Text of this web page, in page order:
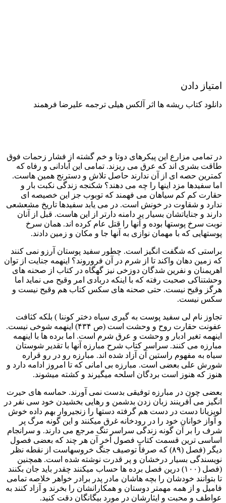
امتیاز دادن
دانلود کتاب ریشه ها اثر آلکس هیلی ترجمه علیرضا فرهمند
در تمامی مزارع این پیکرهای دوتا و خم گشته از فشار زحمات فوق
طاقت بشری اند که عرق می ریزند. تمامی این آبادانی و رفاه که
کمترین حصه ای از آن ندارند حاصل تلاش و دسترنج همین هاست.
اما سفیدها مزد اینها را چه می دهند؟ شکنجه زندگی نکبت بار و
حقارت کم کم سیاهان می فهمند که توبوب جز این خصیصه ای
ندارد و شقاوت در خونش است. در می یابد سفیدها تاریخ مشعشعی
دارند و جنایاتشان بسیار پر دامنه دارتر از این هاست. قبل از آنان
نوبت سرخ پوستها بوده و آنها را قتل عام کرده اند. همان سرخ
پوستهایی که با مهمان نوازی به آنها جا و مکان و زمین دادند.
براستی که شگفت انگیز است. چطور سفید پوستان آرزو نمی کنند
که زمین دهان واکند تا از شرم در آن فروروند؟ اینهمه جنایت از توان
اهریمنان و نفرین شدگان دوزخی نیز گهگاه در کتاب از صحنه های
وحشتناکی صحبت رفته که با اینکه دربادی امر وقیح می نماید اما
هرگز وقیح نیست. حتی صحنه های سکس کتاب هم وقیح نیست و
سکس نیست.
تجاوز نام لی سفید پوست به گیری سیاه دختر کوننا ) بلکه کثافت
عفونت حقارت روح و وحشت است (ص ۴۳۴) اینهمه شوخی نیست.
اینهمه تغیر ادبار و وحشت و عرق شرم است. اما برده ها با اینهمه
مبارزه می کنند. سراسر کتاب شرح مبارزه آنها با تقدیر شوستان
سیاه به مفهوم راستین آن آزاد شده اند. مبارزه رو در رو قراره
شورش علی بعضی است. مبارزه بی امانی که تا امروز ادامه دارد و
هنوز که هنوز است بردگان اسلحه میگیرند و کشته میشوند.
بعضی چون در مبارزه توفیقی بدست نمی آورند. حماسه های حیرت
انگیز می آفرینند زبان زدن بدشمن و رهایی بخشیدن خود سی نفر در
لویزیانا دست در دست هم گرفته دستها را زنجیروار بهم داده خوش
و آواز خوانان خود را در رودخانه غرق میکنند و این گونه مرگ پر
شرف را بر آن گونه زندگی سراسر تنگ مرجع می دارند. و سرانجام
اساسی ترین قسمت کتاب فصول آخر آن هر چند که بعضی فصول
دیگر (فصل (۸۹) که صرفاً توصیف جنگ خروسهاست از نقطه نظر
نویسندگی بسیار درخشان و پر قدرت نوشته شده است. همچنین
(فصل (۱۰۰) درین فصل برده ها حساب میکنند چقدر باید جان بکنند
تا بتوانند خودشان را بچه هاشان مادر پدر برادر خواهر خلاصه تمامی
فامیل و از همه مهمتر دوستان و همکارانشان را بخرند و آزاد کنند به
عواطف و محبت و ایثارشان در مورد بیگانگان دقت کنید.